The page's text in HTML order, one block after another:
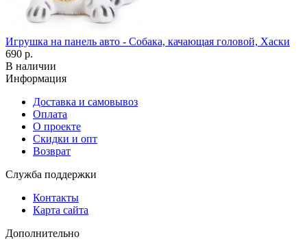
Игрушка на панель авто - Собака, качающая головой, Хаски
690 р.
В наличии
Информация
Доставка и самовывоз
Оплата
О проекте
Скидки и опт
Возврат
Служба поддержки
Контакты
Карта сайта
Дополнительно